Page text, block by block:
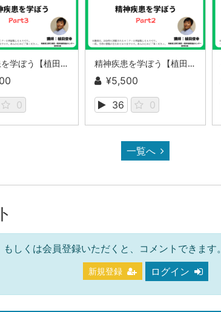
精神疾患を学ぼう【植田俊幸氏】Part３
0
精神疾患を学ぼう【植田俊幸氏】Part２
¥5,500
36
0
一覧へ
もしくは会員登録いただくと、コメントできます。
新規登録 ログイン